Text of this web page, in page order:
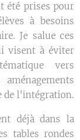
été prises pour
à besoins
Je salue ces
visent à éviter
vers
de l'intégration.
déjà dans la
tables rondes